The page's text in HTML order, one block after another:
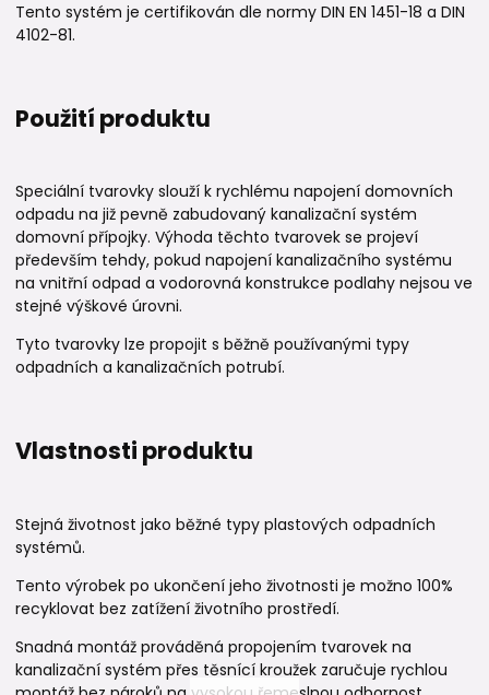
Tento systém je certifikován dle normy DIN EN 1451-18 a DIN
4102-81.
Použití produktu
Speciální tvarovky slouží k rychlému napojení domovních
odpadu na již pevně zabudovaný kanalizační systém
domovní přípojky. Výhoda těchto tvarovek se projeví
především tehdy, pokud napojení kanalizačního systému
na vnitřní odpad a vodorovná konstrukce podlahy nejsou ve
stejné výškové úrovni.
Tyto tvarovky lze propojit s běžně používanými typy
odpadních a kanalizačních potrubí.
Vlastnosti produktu
Stejná životnost jako běžné typy plastových odpadních
systémů.
Tento výrobek po ukončení jeho životnosti je možno 100%
recyklovat bez zatížení životního prostředí.
Snadná montáž prováděná propojením tvarovek na
kanalizační systém přes těsnící kroužek zaručuje rychlou